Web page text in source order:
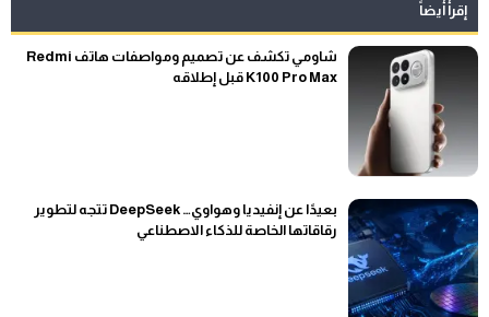
إقرأ أيضاً
شاومي تكشف عن تصميم ومواصفات هاتف Redmi
K100 Pro Max قبل إطلاقه
بعيدًا عن إنفيديا وهواوي… DeepSeek تتجه لتطوير
رقاقاتها الخاصة للذكاء الاصطناعي